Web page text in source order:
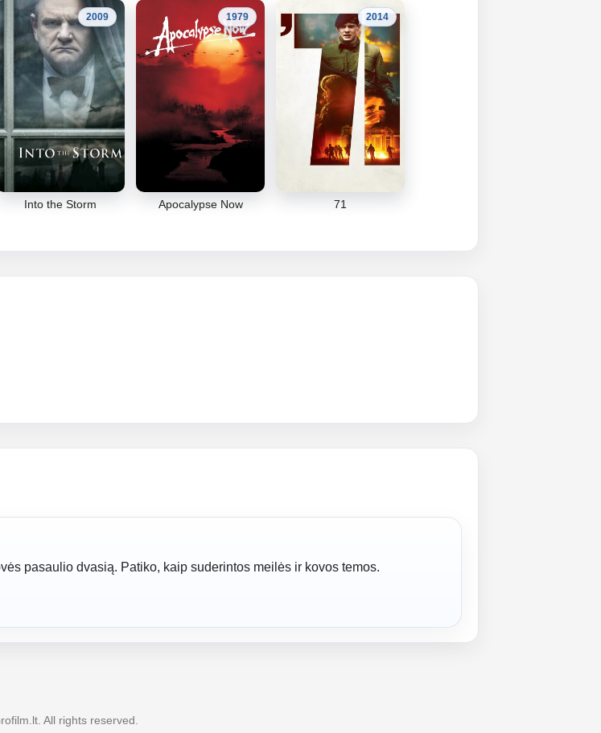
2009
Into the Storm
1979
Apocalypse Now
2014
71
pasaulio dvasią. Patiko, kaip suderintos meilės ir kovos temos.
All rights reserved.